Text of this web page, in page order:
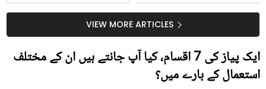
کیوں کھانا چاہیے؟
سستا اور قدرتی حلVIEW MORE ARTICLES
ایک پیاز کی 7 اقسام، کیا آپ جانتے ہیں ان کے مختلف
استعمال کے بارے میں؟